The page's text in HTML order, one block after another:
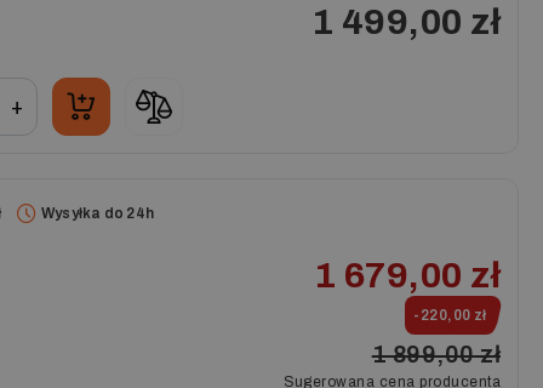
1 499,00 zł
+
Wysyłka do 24h
1 679,00 zł
-220,00 zł
1 899,00 zł
Sugerowana cena producenta